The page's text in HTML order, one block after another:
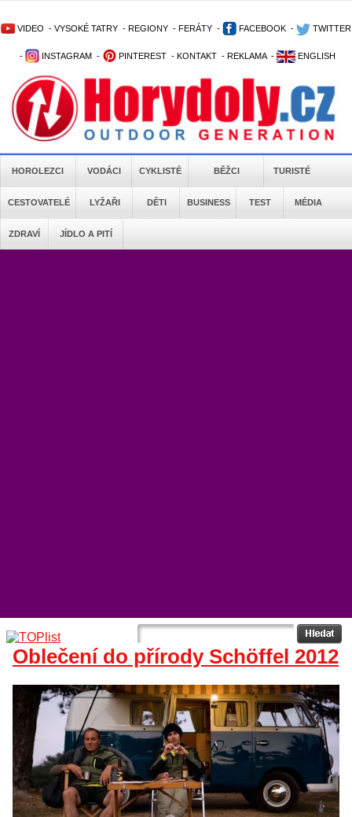
VIDEO - VYSOKÉ TATRY - REGIONY - FERÁTY - FACEBOOK - TWITTER
- INSTAGRAM - PINTEREST - KONTAKT - REKLAMA - ENGLISH
HOROLEZCI VODÁCI CYKLISTÉ BĚŽCI TURISTÉ
CESTOVATELÉ LYŽAŘI DĚTI BUSINESS TEST MÉDIA
ZDRAVÍ JÍDLO A PITÍ
Oblečení do přírody Schöffel 2012